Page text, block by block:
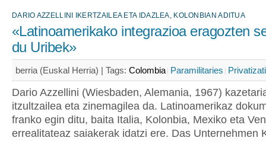
DARIO AZZELLINI IKERTZAILEA ETA IDAZLEA, KOLONBIAN ADITUA
«Latinoamerikako integrazioa eragozten
du Uribek»
berria (Euskal Herria) | Tags: Colombia Paramilitaries
Dario Azzellini (Wiesbaden, Alemania, 1967)
itzultzailea eta zinemagilea da. Latinoamerikaz
franko egin ditu, baita Italia, Kolonbia, Mexiko eta
errealitateaz saiakerak idatzi ere. Das Unternehmen